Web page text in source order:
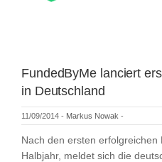
FundedByMe lanciert
in Deutschland
11/09/2014 - Markus Nowak -
Nach den ersten erfolgreichen
Halbjahr, meldet sich die